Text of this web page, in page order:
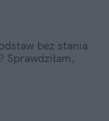
bez stania
Sprawdziłam,